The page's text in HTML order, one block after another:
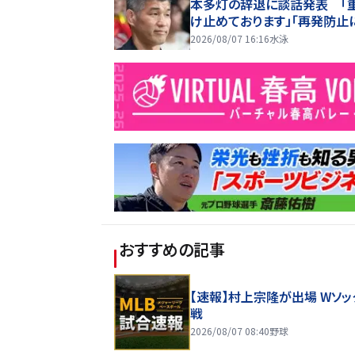
本多灯の辞退に談話発表 「
け止めております」「再発防止
め信頼に応えられるよう」
2026/08/07 16:16水泳
おすすめの記事
【速報】村上宗隆が出場 Wソ
戦
2026/08/07 08:40野球